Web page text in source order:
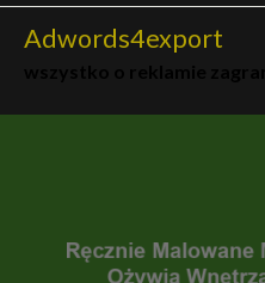
Skip
Adwords4export